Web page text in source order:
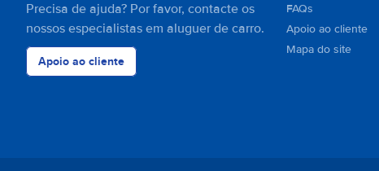
Precisa de ajuda? Por favor, contacte os
nossos especialistas em aluguer de carro.
Apoio ao cliente
FAQs
Apoio ao cliente
Mapa do site